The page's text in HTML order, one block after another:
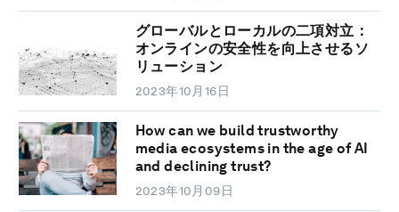
グローバルとローカルの二項対立：
オンラインの安全性を向上させるソ
リューション
2023年10月16日
How can we build trustworthy
media ecosystems in the age of AI
and declining trust?
2023年10月09日